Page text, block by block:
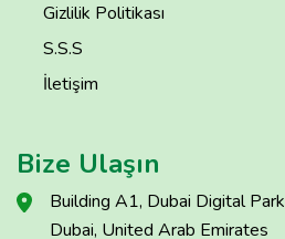
Gizlilik Politikası
S.S.S
İletişim
Bize Ulaşın
Building A1, Dubai Digital
Dubai, United Arab Emirates